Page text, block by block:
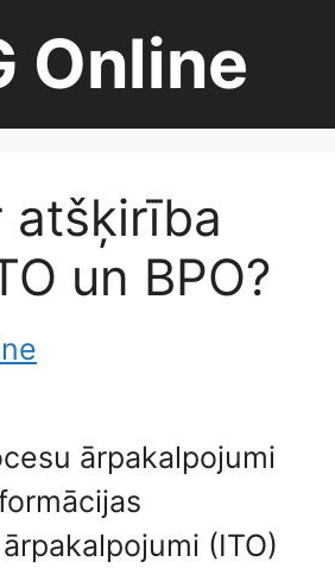
Online
atšķirība
un BPO?
ārpakalpojumi
(ITO)